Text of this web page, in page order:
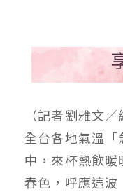
（記者劉雅文
全台各地氣溫
中，來杯熱飲
春色，呼應這